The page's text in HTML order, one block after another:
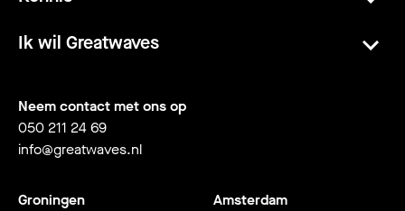
Ik wil Greatwaves
Neem contact met ons op
050 211 24 69
info@greatwaves.nl
Groningen
Amsterdam